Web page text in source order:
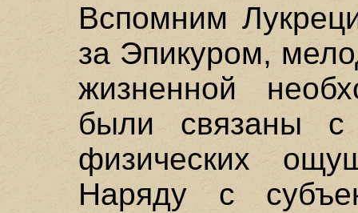
Вспомним
за Эпикуром,
жизненной
были связаны с
физических
Наряду с